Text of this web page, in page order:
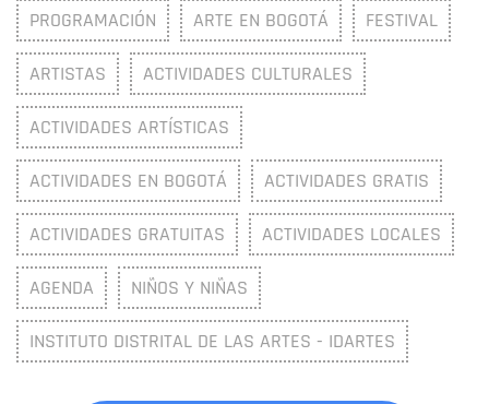
PROGRAMACIÓN ARTE EN BOGOTÁ FESTIVAL
ARTISTAS ACTIVIDADES CULTURALES
ACTIVIDADES ARTÍSTICAS
ACTIVIDADES EN BOGOTÁ ACTIVIDADES GRATIS
ACTIVIDADES GRATUITAS ACTIVIDADES LOCALES
AGENDA NIÑOS Y NIÑAS
INSTITUTO DISTRITAL DE LAS ARTES - IDARTES